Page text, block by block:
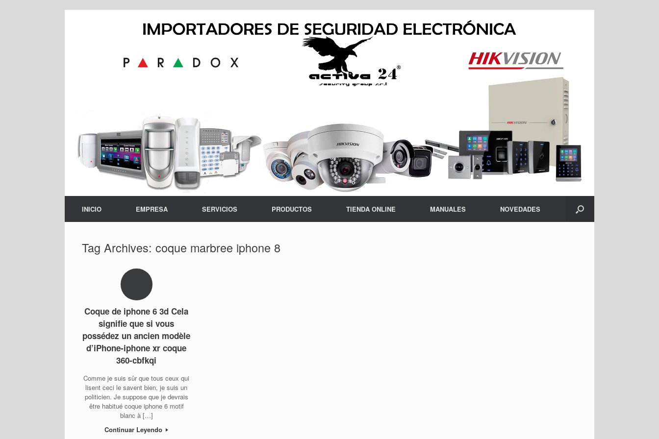
INICIO EMPRESA SERVICIOS PRODUCTOS TIENDA ONLINE MANUALES NOVEDADES
Tag Archives: coque marbree iphone 8
Coque de iphone 6 3d Cela
signifie que si vous
possédez un ancien modèle
d’iPhone-iphone xr coque
360-cbfkqi
Comme je suis sûr que tous ceux qui
lisent ceci le savent bien, je suis un
politicien. Je suppose que je devrais
être habitué coque iphone 6 motif
blanc à […]
Continuar Leyendo